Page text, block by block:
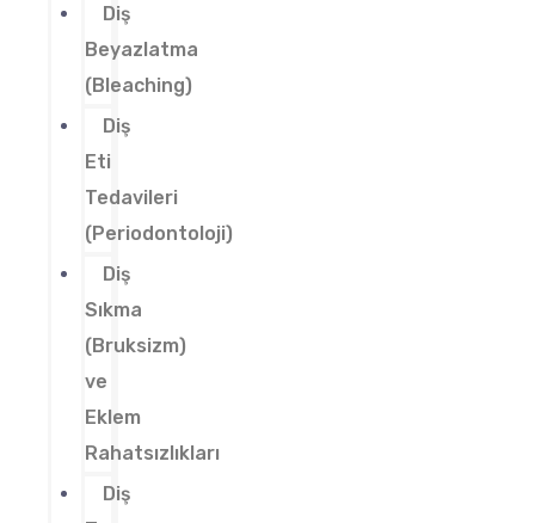
Diş
Beyazlatma
(Bleaching)
Diş
Eti
Tedavileri
(Periodontoloji)
Diş
Sıkma
(Bruksizm)
ve
Eklem
Rahatsızlıkları
Diş